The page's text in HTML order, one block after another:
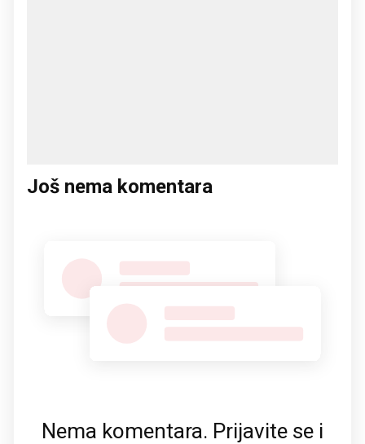
Još nema komentara
Nema komentara. Prijavite se i